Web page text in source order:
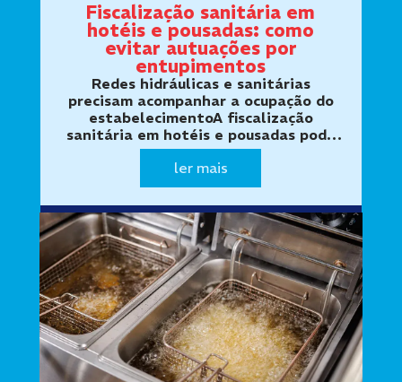
Fiscalização sanitária em
hotéis e pousadas: como
evitar autuações por
entupimentos
Redes hidráulicas e sanitárias
precisam acompanhar a ocupação do
estabelecimentoA fiscalização
sanitária em hotéis e pousadas pode
avaliar as condições de higiene,
salubridade e funcionamento dos
ambientes utilizados por hóspedes e
funcionários. Ness…
ler mais